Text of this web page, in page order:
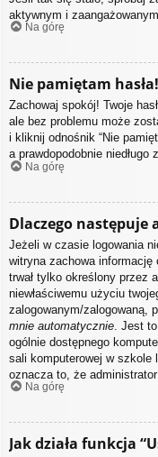
aktywnym i
Na górę
Nie pamiętam hasła!
Zachowaj spokój! Twoje
ale bez problemu może
i kliknij odnośnik “Nie
a prawdopodobnie
Na górę
Dlaczego następuje
Jeżeli w czasie logowania
witryna zachowa
trwał tylko określony przez
niewłaściwemu użyciu
zalogowanym/zalogowaną,
mnie automatycznie . Jest
ogólnie dostępnego
sali komputerowej w szkole
oznacza to, że administrator
Na górę
Jak działa funkcja